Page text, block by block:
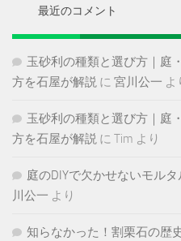
最近のコメント
玉砂利の種類と選び方｜庭
方を石屋が解説 に 宮川公一 よ
玉砂利の種類と選び方｜庭
方を石屋が解説 に Tim より
庭のDIYで欠かせないモル
川公一 より
知らなかった！割栗石の歴